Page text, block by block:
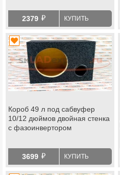
2379 й КУПИТЬ
Короб 49 л под сабвуфер
10/12 дюймов двойная стенка
с фазоинвертором
3699 й КУПИТЬ